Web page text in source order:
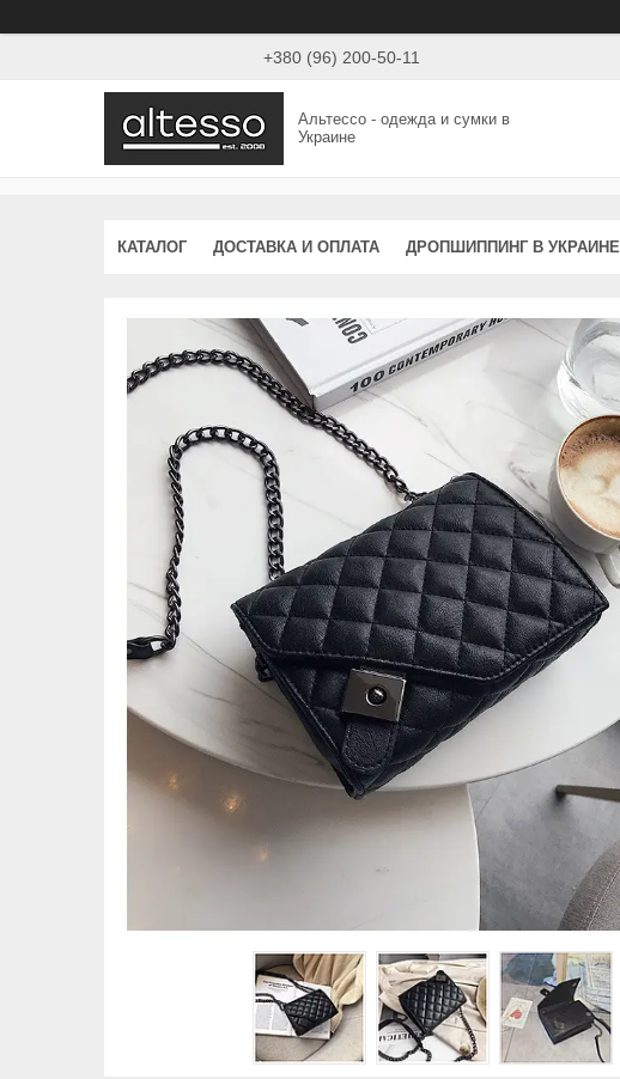
+380 (96) 200-50-11
Альтессо - одежда и сумки в
Украине
КАТАЛОГ ДОСТАВКА И ОПЛАТА ДРОПШИППИНГ В УКРАИНЕ